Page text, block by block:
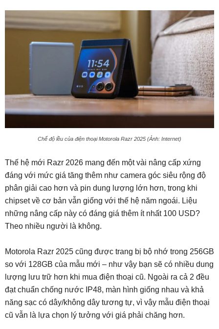
Chế độ lều của điện thoại Motorola Razr 2025 (Ảnh: Internet)
Thế hệ mới Razr 2026 mang đến một vài nâng cấp xứng
đáng với mức giá tăng thêm như camera góc siêu rộng độ
phân giải cao hơn và pin dung lượng lớn hơn, trong khi
chipset về cơ bản vẫn giống với thế hệ năm ngoái. Liệu
những nâng cấp này có đáng giá thêm ít nhất 100 USD?
Theo nhiều người là không.
Motorola Razr 2025 cũng được trang bị bộ nhớ trong 256GB
so với 128GB của mẫu mới – như vậy bạn sẽ có nhiều dung
lượng lưu trữ hơn khi mua điện thoại cũ. Ngoài ra cả 2 đều
đạt chuẩn chống nước IP48, màn hình giống nhau và khả
năng sạc có dây/không dây tương tự, vì vậy mẫu điện thoại
cũ vẫn là lựa chọn lý tưởng với giá phải chăng hơn.